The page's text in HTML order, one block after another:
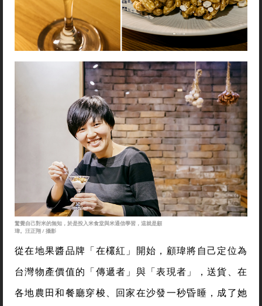
驚覺自己對米的無知，於是投入米食堂與米通信學習，這就是顧
瑋。汪正翔 / 攝影
從在地果醬品牌「在欉紅」開始，顧瑋將自己定位為
台灣物產價值的「傳遞者」與「表現者」，送貨、在
各地農田和餐廳穿梭、回家在沙發一秒昏睡，成了她